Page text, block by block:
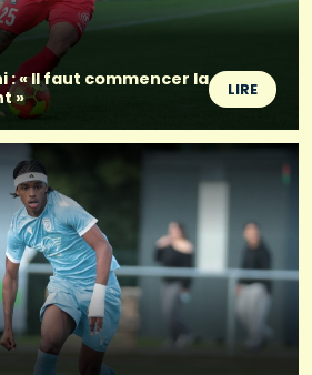
: « Il faut commencer la
»
LIRE